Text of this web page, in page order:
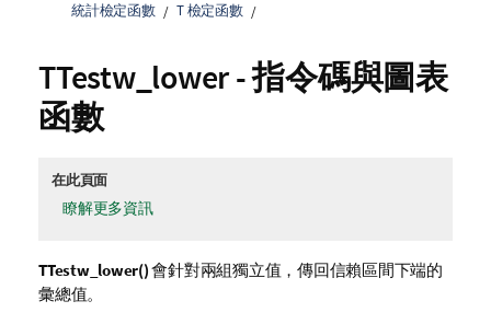
統計檢定函數
T 檢定函數
TTestw_lower- 指令碼與圖表
函數
在此頁面
瞭解更多資訊
TTestw_lower()會針對兩組獨立值，傳回信賴區間下端的
彙總值。